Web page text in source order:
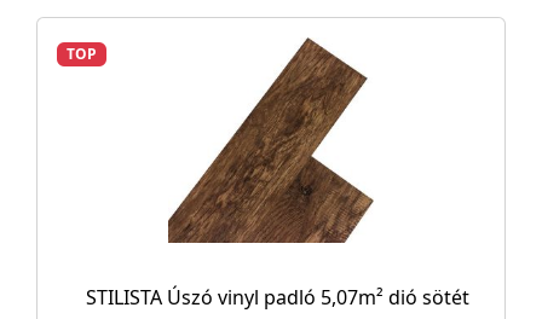
TOP
STILISTA Úszó vinyl padló 5,07m² dió sötét